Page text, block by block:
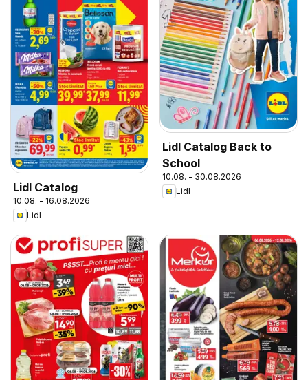
Lidl Catalog
10.08. - 16.08.2026
Lidl
Lidl Catalog Back to
School
10.08. - 30.08.2026
Lidl